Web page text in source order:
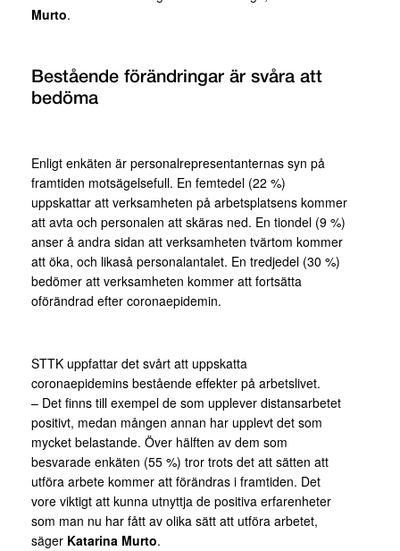
Murto.
Bestående förändringar är svåra att
bedöma
Enligt enkäten är personalrepresentanternas syn på
framtiden motsägelsefull. En femtedel (22 %)
uppskattar att verksamheten på arbetsplatsens kommer
att avta och personalen att skäras ned. En tiondel (9 %)
anser å andra sidan att verksamheten tvärtom kommer
att öka, och likaså personalantalet. En tredjedel (30 %)
bedömer att verksamheten kommer att fortsätta
oförändrad efter coronaepidemin.
STTK uppfattar det svårt att uppskatta
coronaepidemins bestående effekter på arbetslivet.
– Det finns till exempel de som upplever distansarbetet
positivt, medan mången annan har upplevt det som
mycket belastande. Över hälften av dem som
besvarade enkäten (55 %) tror trots det att sätten att
utföra arbete kommer att förändras i framtiden. Det
vore viktigt att kunna utnyttja de positiva erfarenheter
som man nu har fått av olika sätt att utföra arbetet,
säger Katarina Murto.